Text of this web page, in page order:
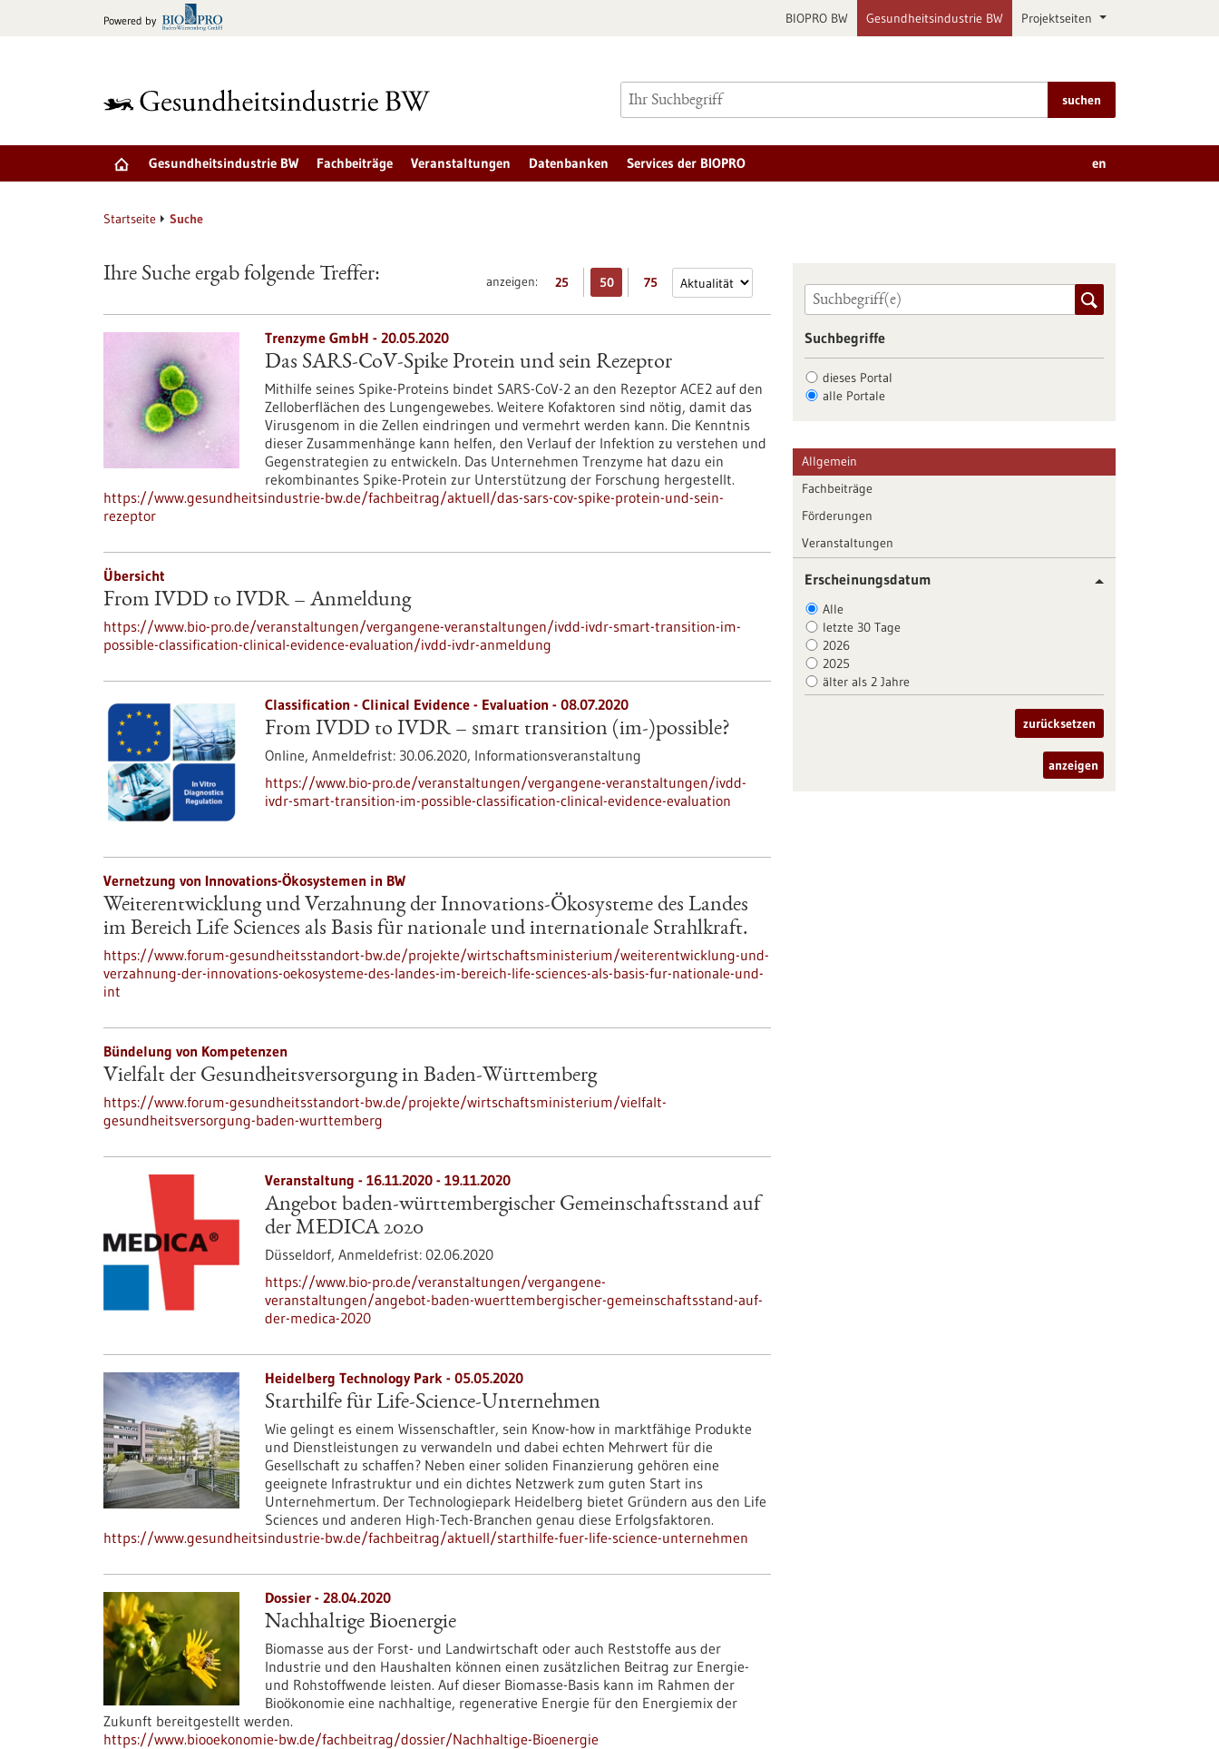
Powered by BIOPRO BW Gesundheitsindustrie BW Projektseiten
suchen
Gesundheitsindustrie BW Fachbeiträge Veranstaltungen Datenbanken Services der BIOPRO en
Startseite Suche
anzeigen: 25 50 75
Ihre Suche ergab folgende Treffer:
Trenzyme GmbH - 20.05.2020
Das SARS-CoV-Spike Protein und sein Rezeptor
Mithilfe seines Spike-Proteins bindet SARS-CoV-2 an den Rezeptor ACE2 auf den
Zelloberflächen des Lungengewebes. Weitere Kofaktoren sind nötig, damit das
Virusgenom in die Zellen eindringen und vermehrt werden kann. Die Kenntnis
dieser Zusammenhänge kann helfen, den Verlauf der Infektion zu verstehen und
Gegenstrategien zu entwickeln. Das Unternehmen Trenzyme hat dazu ein
rekombinantes Spike-Protein zur Unterstützung der Forschung hergestellt.
https://www.gesundheitsindustrie-bw.de/fachbeitrag/aktuell/das-sars-cov-spike-protein-und-sein-
rezeptor
Übersicht
From IVDD to IVDR – Anmeldung
https://www.bio-pro.de/veranstaltungen/vergangene-veranstaltungen/ivdd-ivdr-smart-transition-im-
possible-classification-clinical-evidence-evaluation/ivdd-ivdr-anmeldung
Classification - Clinical Evidence - Evaluation - 08.07.2020
From IVDD to IVDR – smart transition (im-)possible?
Online, Anmeldefrist: 30.06.2020, Informationsveranstaltung
https://www.bio-pro.de/veranstaltungen/vergangene-veranstaltungen/ivdd-
ivdr-smart-transition-im-possible-classification-clinical-evidence-evaluation
Vernetzung von Innovations-Ökosystemen in BW
Weiterentwicklung und Verzahnung der Innovations-Ökosysteme des Landes
im Bereich Life Sciences als Basis für nationale und internationale Strahlkraft.
https://www.forum-gesundheitsstandort-bw.de/projekte/wirtschaftsministerium/weiterentwicklung-und-
verzahnung-der-innovations-oekosysteme-des-landes-im-bereich-life-sciences-als-basis-fur-nationale-und-
int
Bündelung von Kompetenzen
Vielfalt der Gesundheitsversorgung in Baden-Württemberg
https://www.forum-gesundheitsstandort-bw.de/projekte/wirtschaftsministerium/vielfalt-
gesundheitsversorgung-baden-wurttemberg
Veranstaltung - 16.11.2020- 19.11.2020
Angebot baden-württembergischer Gemeinschaftsstand auf
der MEDICA 2020
Düsseldorf, Anmeldefrist: 02.06.2020
https://www.bio-pro.de/veranstaltungen/vergangene-
veranstaltungen/angebot-baden-wuerttembergischer-gemeinschaftsstand-auf-
der-medica-2020
Heidelberg Technology Park - 05.05.2020
Starthilfe für Life-Science-Unternehmen
Wie gelingt es einem Wissenschaftler, sein Know-how in marktfähige Produkte
und Dienstleistungen zu verwandeln und dabei echten Mehrwert für die
Gesellschaft zu schaffen? Neben einer soliden Finanzierung gehören eine
geeignete Infrastruktur und ein dichtes Netzwerk zum guten Start ins
Unternehmertum. Der Technologiepark Heidelberg bietet Gründern aus den Life
Sciences und anderen High-Tech-Branchen genau diese Erfolgsfaktoren.
https://www.gesundheitsindustrie-bw.de/fachbeitrag/aktuell/starthilfe-fuer-life-science-unternehmen
Dossier - 28.04.2020
Nachhaltige Bioenergie
Biomasse aus der Forst- und Landwirtschaft oder auch Reststoffe aus der
Industrie und den Haushalten können einen zusätzlichen Beitrag zur Energie-
und Rohstoffwende leisten. Auf dieser Biomasse-Basis kann im Rahmen der
Bioökonomie eine nachhaltige, regenerative Energie für den Energiemix der
Zukunft bereitgestellt werden.
https://www.biooekonomie-bw.de/fachbeitrag/dossier/Nachhaltige-Bioenergie
Suchbegriffe
dieses Portal
alle Portale
Allgemein
Fachbeiträge
Förderungen
Veranstaltungen
Erscheinungsdatum
Alle
letzte 30 Tage
2026
2025
älter als 2 Jahre
zurücksetzen
anzeigen